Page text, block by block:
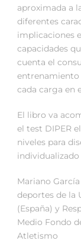
aproximada a
diferentes
implicaciones
capacidades
cuenta el
entrenamiento
cada carga en
El libro va
el test DIPER
niveles para
individualizado
Mariano
deportes de la
(España) y
Medio Fondo
Atletismo